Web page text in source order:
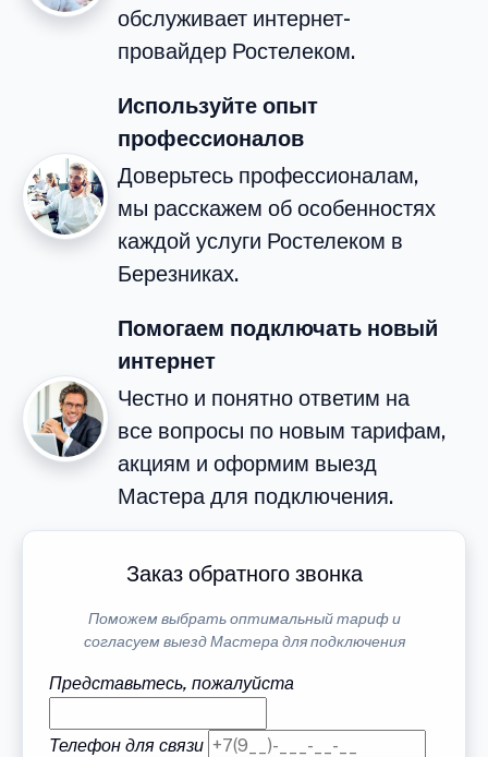
обслуживает интернет-
провайдер Ростелеком.
Используйте опыт
профессионалов
Доверьтесь профессионалам,
мы расскажем об особенностях
каждой услуги Ростелеком в
Березниках.
Помогаем подключать новый
интернет
Честно и понятно ответим на
все вопросы по новым тарифам,
акциям и оформим выезд
Мастера для подключения.
Заказ обратного звонка
Поможем выбрать оптимальный тариф и
согласуем выезд Мастера для подключения
Представьтесь, пожалуйста
Телефон для связи